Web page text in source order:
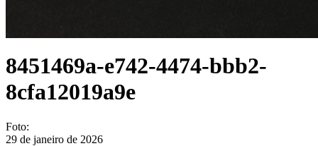
8451469a-e742-4474-bbb2-
8cfa12019a9e
Foto:
29 de janeiro de 2026